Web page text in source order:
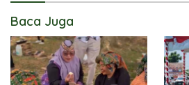
Baca Juga